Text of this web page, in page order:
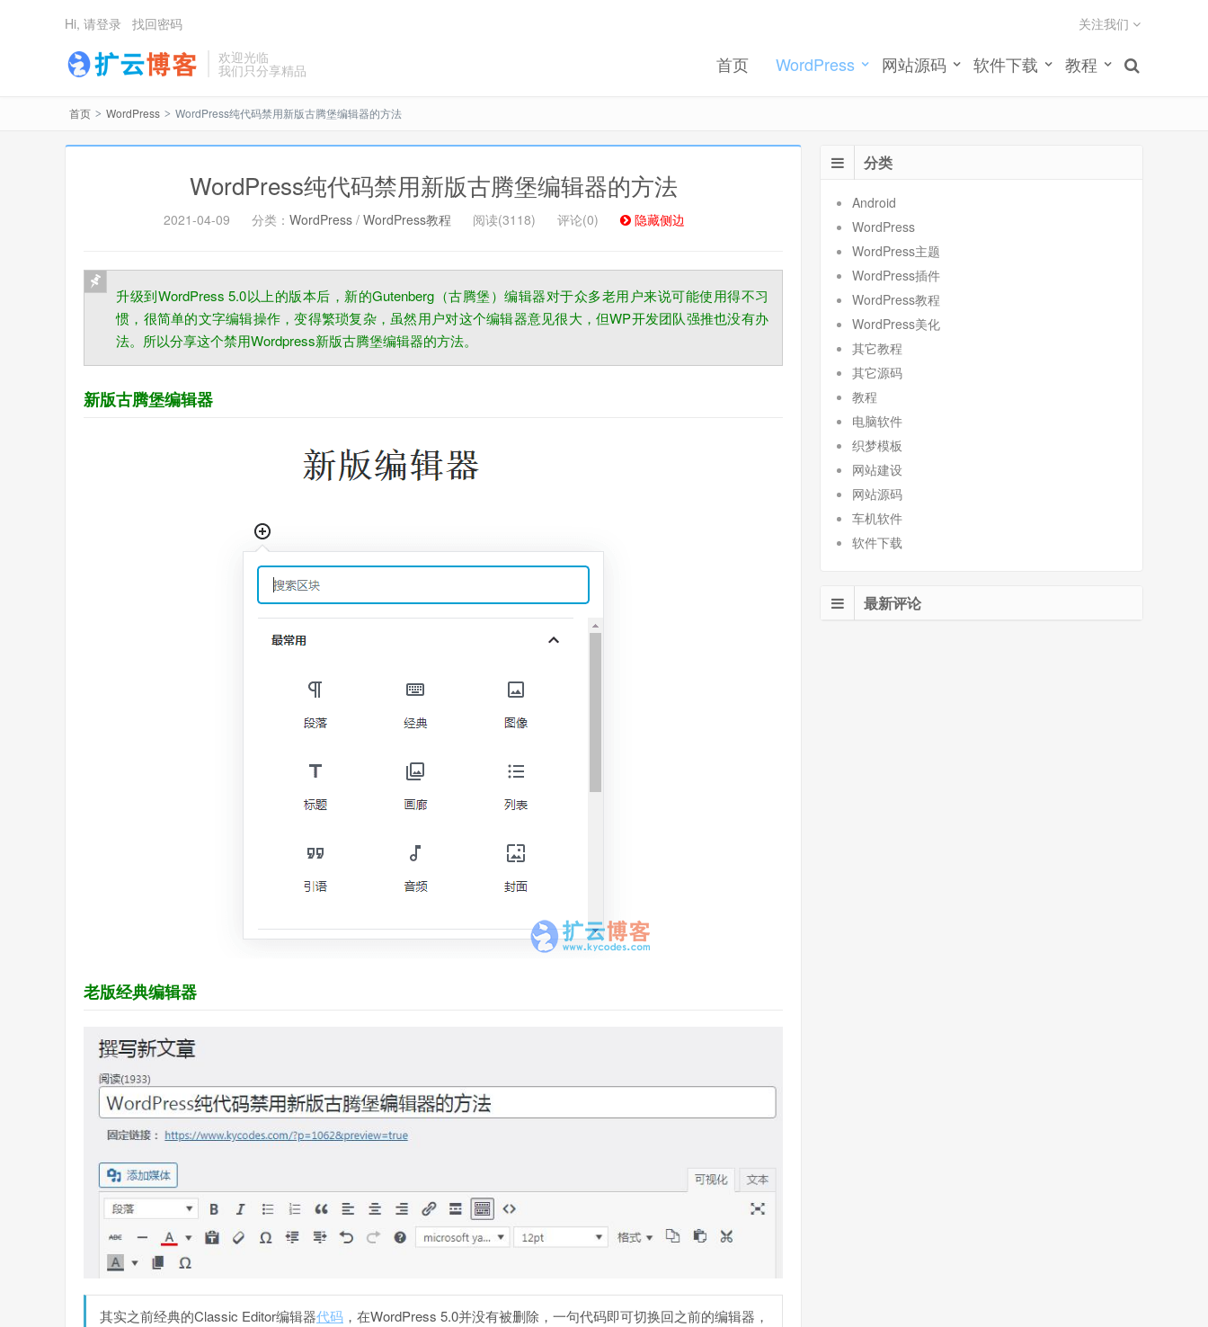
欢迎光临
我们只分享精品 首页 WordPress 网站源码 软件下载 教程
关注我们
Hi, 请登录 找回密码
首页 > WordPress > WordPress纯代码禁用新版古腾堡编辑器的方法
WordPress纯代码禁用新版古腾堡编辑器的方法
2021-04-09 分类： WordPress / WordPress教程 阅读(3118) 评论(0) 隐藏侧边
升级到WordPress 5.0以上的版本后，新的Gutenberg（古腾堡）编辑器对于众多老用户来说可能使用得不习
惯，很简单的文字编辑操作，变得繁琐复杂，虽然用户对这个编辑器意见很大，但WP开发团队强推也没有办
法。所以分享这个禁用Wordpress新版古腾堡编辑器的方法。
新版古腾堡编辑器
老版经典编辑器
其实之前经典的Classic Editor编辑器代码 ，在WordPress 5.0并没有被删除，一句代码即可切换回之前的编辑器，
分类
Android
WordPress
WordPress主题
WordPress插件
WordPress教程
WordPress美化
其它教程
其它源码
教程
电脑软件
织梦模板
网站建设
网站源码
车机软件
软件下载
最新评论
记住我的登录